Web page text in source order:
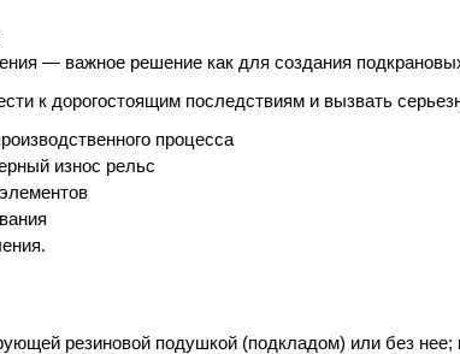
— важное решение как для создания
к дорогостоящим последствиям и вызвать
процесса
износ рельс
резиновой подушкой (подкладом) или без